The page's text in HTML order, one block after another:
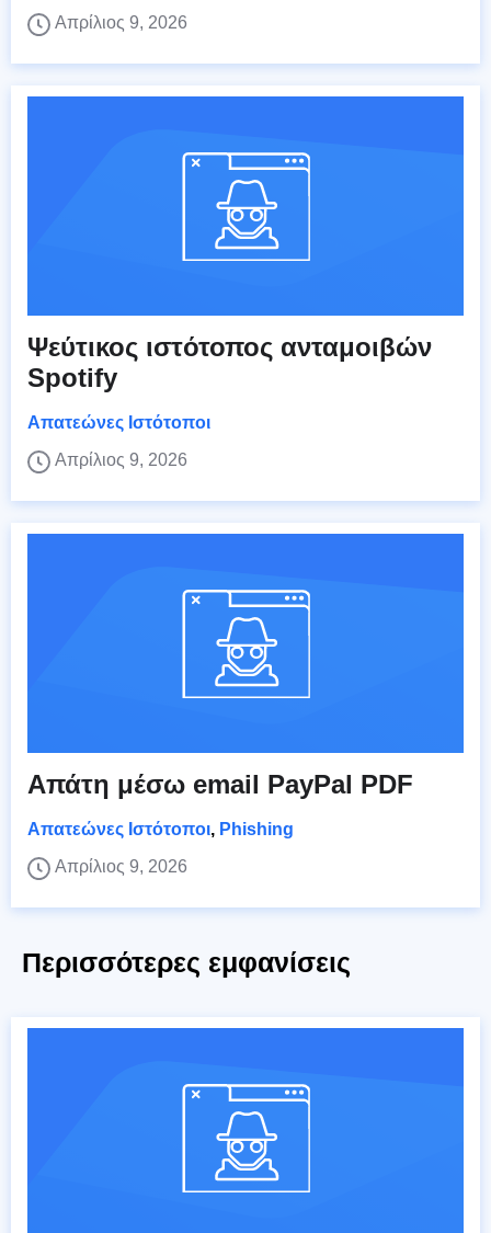
Απρίλιος 9, 2026
Ψεύτικος ιστότοπος ανταμοιβών
Spotify
Απατεώνες Ιστότοποι
Απρίλιος 9, 2026
Απάτη μέσω email PayPal PDF
Απατεώνες Ιστότοποι, Phishing
Απρίλιος 9, 2026
Περισσότερες εμφανίσεις